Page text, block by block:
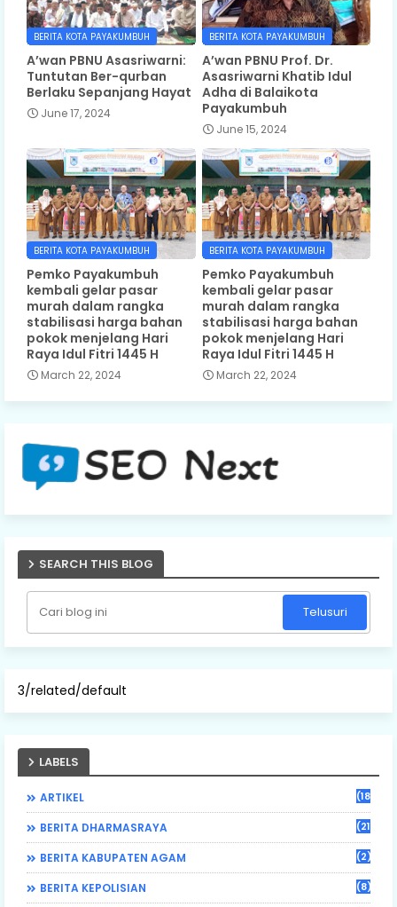
BERITA KOTA PAYAKUMBUH
A’wan PBNU Asasriwarni:
Tuntutan Ber-qurban
Berlaku Sepanjang Hayat
June 17, 2024
BERITA KOTA PAYAKUMBUH
A’wan PBNU Prof. Dr.
Asasriwarni Khatib Idul
Adha di Balaikota
Payakumbuh
June 15, 2024
BERITA KOTA PAYAKUMBUH
Pemko Payakumbuh
kembali gelar pasar
murah dalam rangka
stabilisasi harga bahan
pokok menjelang Hari
Raya Idul Fitri 1445 H
March 22, 2024
BERITA KOTA PAYAKUMBUH
Pemko Payakumbuh
kembali gelar pasar
murah dalam rangka
stabilisasi harga bahan
pokok menjelang Hari
Raya Idul Fitri 1445 H
March 22, 2024
SEARCH THIS BLOG
3/related/default
LABELS
ARTIKEL (184)
BERITA DHARMASRAYA (21)
BERITA KABUPATEN AGAM (2)
BERITA KEPOLISIAN (8)